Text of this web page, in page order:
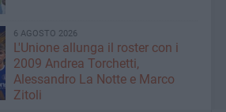
6 AGOSTO 2026
L'Unione allunga il roster con i
2009 Andrea Torchetti,
Alessandro La Notte e Marco
Zitoli